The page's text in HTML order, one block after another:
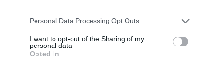
Personal Data Processing Opt Outs
I want to opt-out of the Sharing of my
personal data.
Opted In
0331 980880